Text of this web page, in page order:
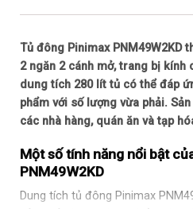
Tủ đông Pinimax PNM49W2KD
2 ngăn 2 cánh mở, trang bị kính
dung tích 280 lít tủ có thể đáp
phẩm với số lượng vừa phải.
các nhà hàng, quán ăn và tạp
Một số tính năng nổi bật
PNM49W2KD
Dung tích tủ đông Pinimax